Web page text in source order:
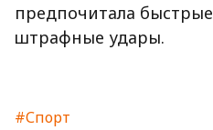
предпочитала
штрафные удары.
#Спорт